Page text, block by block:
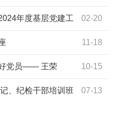
02-20
年度基层党建工
11-18
10-15
好党员—— 王荣
07-13
、纪检干部培训班